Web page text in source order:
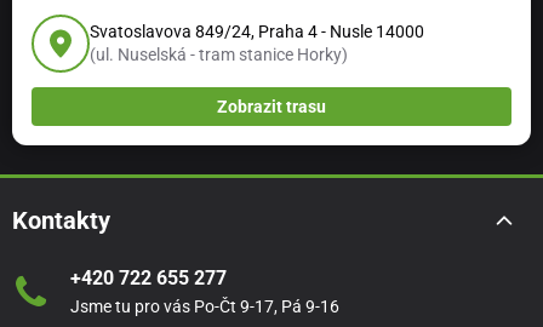
Svatoslavova 849/24, Praha 4 - Nusle 14000
(ul. Nuselská - tram stanice Horky)
Zobrazit trasu
Kontakty
+420 722 655 277
Jsme tu pro vás Po-Čt 9-17, Pá 9-16